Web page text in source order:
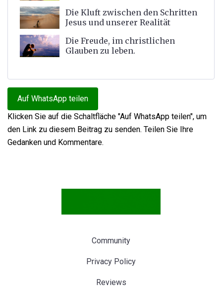
Die Kluft zwischen den Schritten
Jesus und unserer Realität
Die Freude, im christlichen
Glauben zu leben.
Auf WhatsApp teilen
Klicken Sie auf die Schaltfläche "Auf WhatsApp teilen", um
den Link zu diesem Beitrag zu senden. Teilen Sie Ihre
Gedanken und Kommentare.
Community
Privacy Policy
Reviews